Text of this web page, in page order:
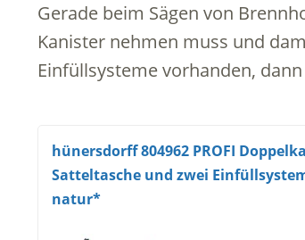
Gerade beim Sägen von
Kanister nehmen muss und
Einfüllsysteme vorhanden,
hünersdorff 804962 PROFI
Satteltasche und zwei
natur*